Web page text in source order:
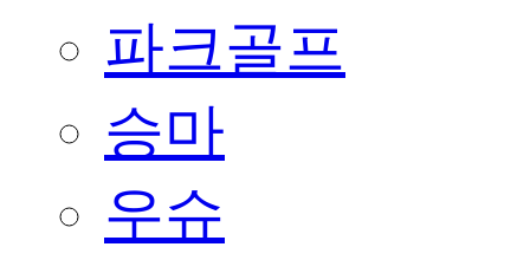
파크골프
승마
우슈